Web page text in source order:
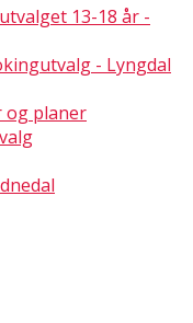
13-18 år -
- Lyngdal
og planer